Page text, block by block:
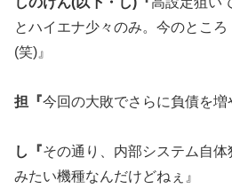
とハイエナ少々のみ。今のとこ
(笑)』
担『今回の大敗でさらに負債を増
し『その通り、内部システム自
みたい機種なんだけどねぇ』